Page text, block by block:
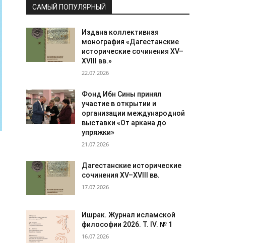
САМЫЙ ПОПУЛЯРНЫЙ
Издана коллективная
монография «Дагестанские
исторические сочинения XV–
XVIII вв.»
22.07.2026
Фонд Ибн Сины принял
участие в открытии и
организации международной
выставки «От аркана до
упряжки»
21.07.2026
Дагестанские исторические
сочинения XV–XVIII вв.
17.07.2026
Ишрак. Журнал исламской
философии 2026. Т. IV. № 1
16.07.2026